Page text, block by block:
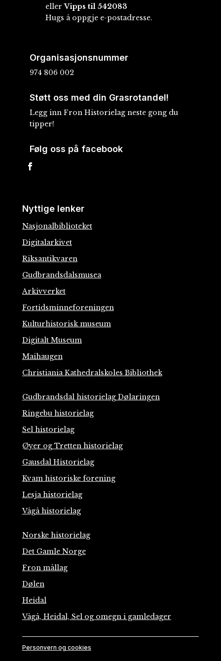
ellerVipps til 542083
Hugs å oppgje e-postadresse.
Organisasjonsnummer
974 806 002
Støtt oss med din Grasrotandel!
Legg inn Fron Historielag neste gong du
tipper!
Følg oss på facebook
Nyttige lenker
Nasjonalbiblioteket
Digitalarkivet
Riksantikvaren
Gudbrandsdalsmusea
Arkivverket
Fortidsminneforeningen
Kulturhistorisk museum
Digitalt Museum
Maihaugen
Christiania Kathedralskoles Bibliothek
Gudbrandsdal historielag Dølaringen
Ringebu historielag
Sel historielag
Øyer og Tretten historielag
Gausdal Historielag
Kvam historiske forening
Lesja historielag
Vågå historielag
Norske historielag
Det Gamle Norge
Fron mållag
Dølen
Heidal
Vågå, Heidal, Sel og omegn i gamledager
Personvern og cookies